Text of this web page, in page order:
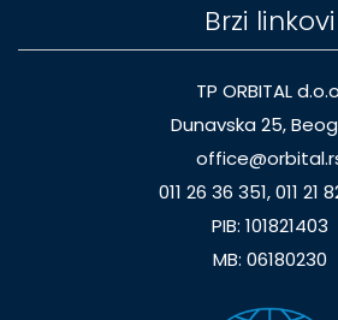
Brzi linkovi
TP ORBITAL
Dunavska 25,
011 26 36 351, 011 21
PIB: 101821403
MB: 06180230